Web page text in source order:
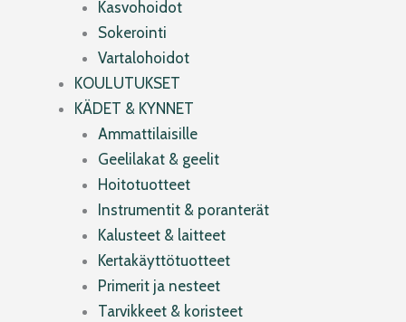
Kasvohoidot
Sokerointi
Vartalohoidot
KOULUTUKSET
KÄDET & KYNNET
Ammattilaisille
Geelilakat & geelit
Hoitotuotteet
Instrumentit & poranterät
Kalusteet & laitteet
Kertakäyttötuotteet
Primerit ja nesteet
Tarvikkeet & koristeet